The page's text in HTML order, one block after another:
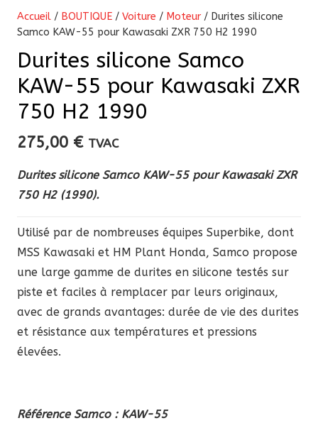
Accueil / BOUTIQUE / Voiture / Moteur / Durites silicone
Samco KAW-55 pour Kawasaki ZXR 750 H2 1990
Durites silicone Samco
KAW-55 pour Kawasaki ZXR
750 H2 1990
275,00 € TVAC
Durites silicone Samco KAW-55 pour Kawasaki ZXR
750 H2 (1990).
Utilisé par de nombreuses équipes Superbike, dont
MSS Kawasaki et HM Plant Honda, Samco propose
une large gamme de durites en silicone testés sur
piste et faciles à remplacer par leurs originaux,
avec de grands avantages: durée de vie des durites
et résistance aux températures et pressions
élevées.
Référence Samco : KAW-55